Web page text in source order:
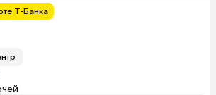
Center
Т-Банка